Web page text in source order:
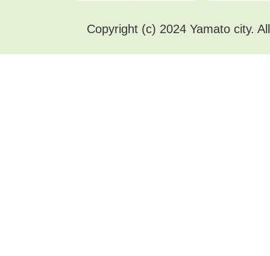
Copyright (c) 2024 Yamato city.